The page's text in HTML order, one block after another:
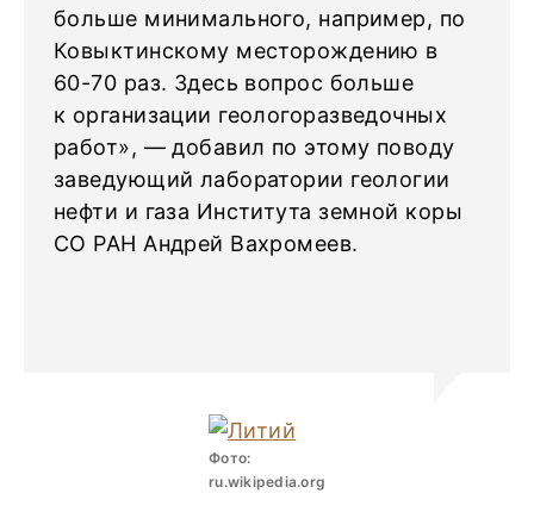
больше минимального, например, по
Ковыктинскому месторождению в
60-70 раз. Здесь вопрос больше
к организации геологоразведочных
работ», — добавил по этому поводу
заведующий лаборатории геологии
нефти и газа Института земной коры
СО РАН Андрей Вахромеев.
Фото:
ru.wikipedia.org